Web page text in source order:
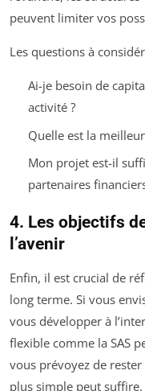
peuvent limiter vos
Les questions à
Ai-je besoin de
activité ?
Quelle est la
Mon projet est-il
partenaires
4. Les objectifs
l’avenir
Enfin, il est crucial de
long terme. Si vous
vous développer à
flexible comme la SAS
vous prévoyez de
plus simple peut suffire.